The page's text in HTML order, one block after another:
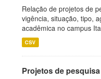
Relação de projetos de
vigência, situação, tipo,
acadêmica no campus
CSV
Projetos de